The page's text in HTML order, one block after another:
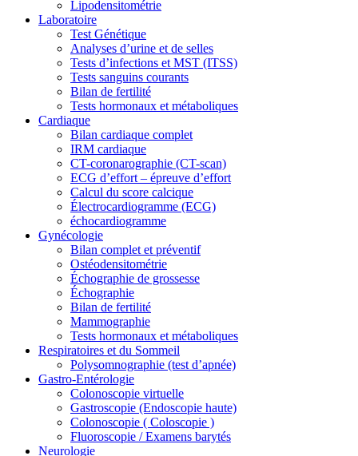
Lipodensitométrie
Laboratoire
Test Génétique
Analyses d’urine et de selles
Tests d’infections et MST (ITSS)
Tests sanguins courants
Bilan de fertilité
Tests hormonaux et métaboliques
Cardiaque
Bilan cardiaque complet
IRM cardiaque
CT-coronarographie (CT-scan)
ECG d’effort – épreuve d’effort
Calcul du score calcique
Électrocardiogramme (ECG)
échocardiogramme
Gynécologie
Bilan complet et préventif
Ostéodensitométrie
Échographie de grossesse
Échographie
Bilan de fertilité
Mammographie
Tests hormonaux et métaboliques
Respiratoires et du Sommeil
Polysomnographie (test d’apnée)
Gastro-Entérologie
Colonoscopie virtuelle
Gastroscopie (Endoscopie haute)
Colonoscopie ( Coloscopie )
Fluoroscopie / Examens barytés
Neurologie